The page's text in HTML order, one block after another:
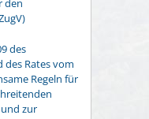
den
des
Rates vom
Regeln für
zur